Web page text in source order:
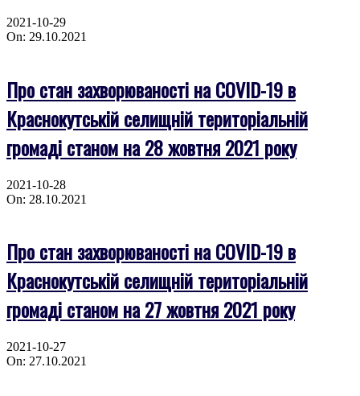
2021-10-29
On: 29.10.2021
Про стан захворюваності на COVID-19 в
Краснокутській селищній територіальній
громаді станом на 28 жовтня 2021 року
2021-10-28
On: 28.10.2021
Про стан захворюваності на COVID-19 в
Краснокутській селищній територіальній
громаді станом на 27 жовтня 2021 року
2021-10-27
On: 27.10.2021